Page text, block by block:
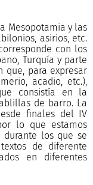
Mesopotamia y las
asirios, etc.
con los
Turquía y parte
que, para expresar
acadio, etc.),
consistía en la
de barro. La
finales del IV
lo que estamos
los que se
de diferente
en diferentes